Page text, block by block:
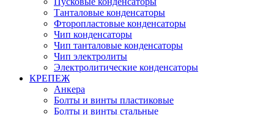
Танталовые конденсаторы
Фторопластовые конденсаторы
Чип конденсаторы
Чип танталовые конденсаторы
Чип электролиты
Электролитические конденсаторы
КРЕПЕЖ
Анкера
Болты и винты пластиковые
Болты и винты стальные